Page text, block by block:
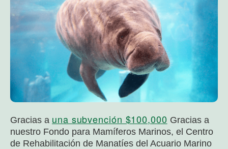
Gracias a una subvención $100,000 Gracias a
nuestro Fondo para Mamíferos Marinos, el Centro
de Rehabilitación de Manatíes del Acuario Marino